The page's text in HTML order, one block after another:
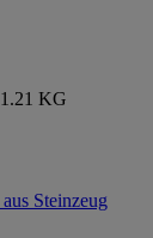
1.21 KG